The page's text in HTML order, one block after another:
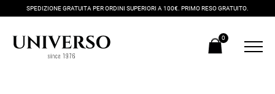
SPEDIZIONE GRATUITA PER ORDINI SUPERIORI A 100€. PRIMO RESO GRATUITO.
0